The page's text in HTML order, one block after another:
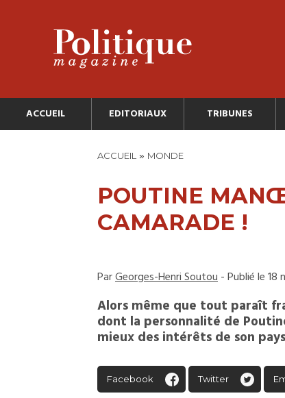
ACCUEIL EDITORIAUX TRIBUNES
ACCUEIL » MONDE
POUTINE
CAMARADE !
ParGeorges-Henri Soutou- Publié le 18
Alors même que tout paraît
dont la personnalité de
mieux des intérêts de son
Facebook Twitter